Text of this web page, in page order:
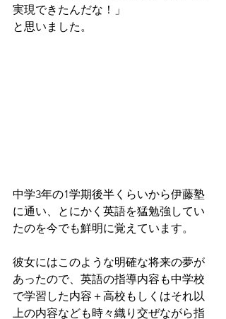
実現できたんだな！」
と思いました。
中学3年の1学期後半くらいから伊藤塾
に通い、とにかく英語を猛勉強してい
たのを今でも鮮明に覚えています。
彼女にはこのような明確な将来の夢が
あったので、英語の指導内容も中学校
で学習した内容＋高校もしくはそれ以
上の内容なども時々織り交ぜながら指